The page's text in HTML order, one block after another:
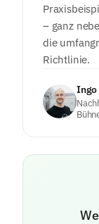
– ganz
die
Richtlinie.
Ingo